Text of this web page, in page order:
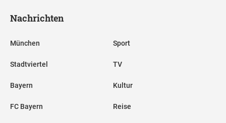
Nachrichten
München
Stadtviertel
Bayern
FC Bayern
Sport
TV
Kultur
Reise